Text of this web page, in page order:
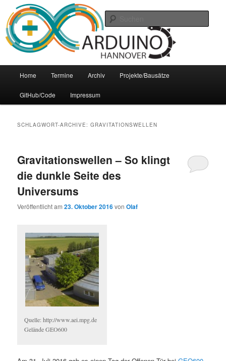
Inhalt
wechseln
sekundären
Inhalt
wechselnArduino-Hannover
Arduino Treffpunkt der Region Hannover
Home Termine Archiv Projekte/Bausätze
GitHub/Code Impressum
SCHLAGWORT-ARCHIVE:GRAVITATIONSWELLEN
Gravitationswellen – So klingt
die dunkle Seite des
Universums
Veröffentlicht am23. Oktober 2016vonOlaf
Quelle: http://www.aei.mpg.de
Gelände GEO600